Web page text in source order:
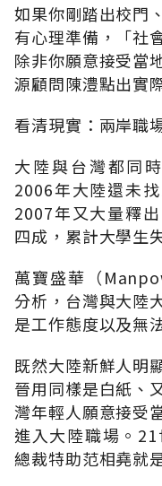
如果你剛踏出校門
有心理準備，「社
除非你願意接受
源顧問陳澧點出實
看清現實：兩岸職
大陸與台灣都同
2006年大陸還未
2007年又大量釋
四成，累計大學生
萬寶盛華（
分析，台灣與大陸
是工作態度以及無
既然大陸新鮮人明
晉用同樣是白紙、
灣年輕人願意接受
進入大陸職場。
總裁特助范相堯就